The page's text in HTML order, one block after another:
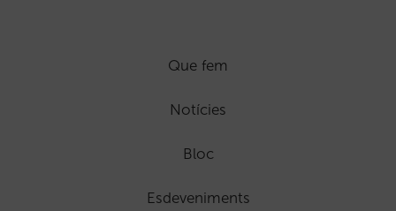
Que fem
Notícies
Bloc
Esdeveniments